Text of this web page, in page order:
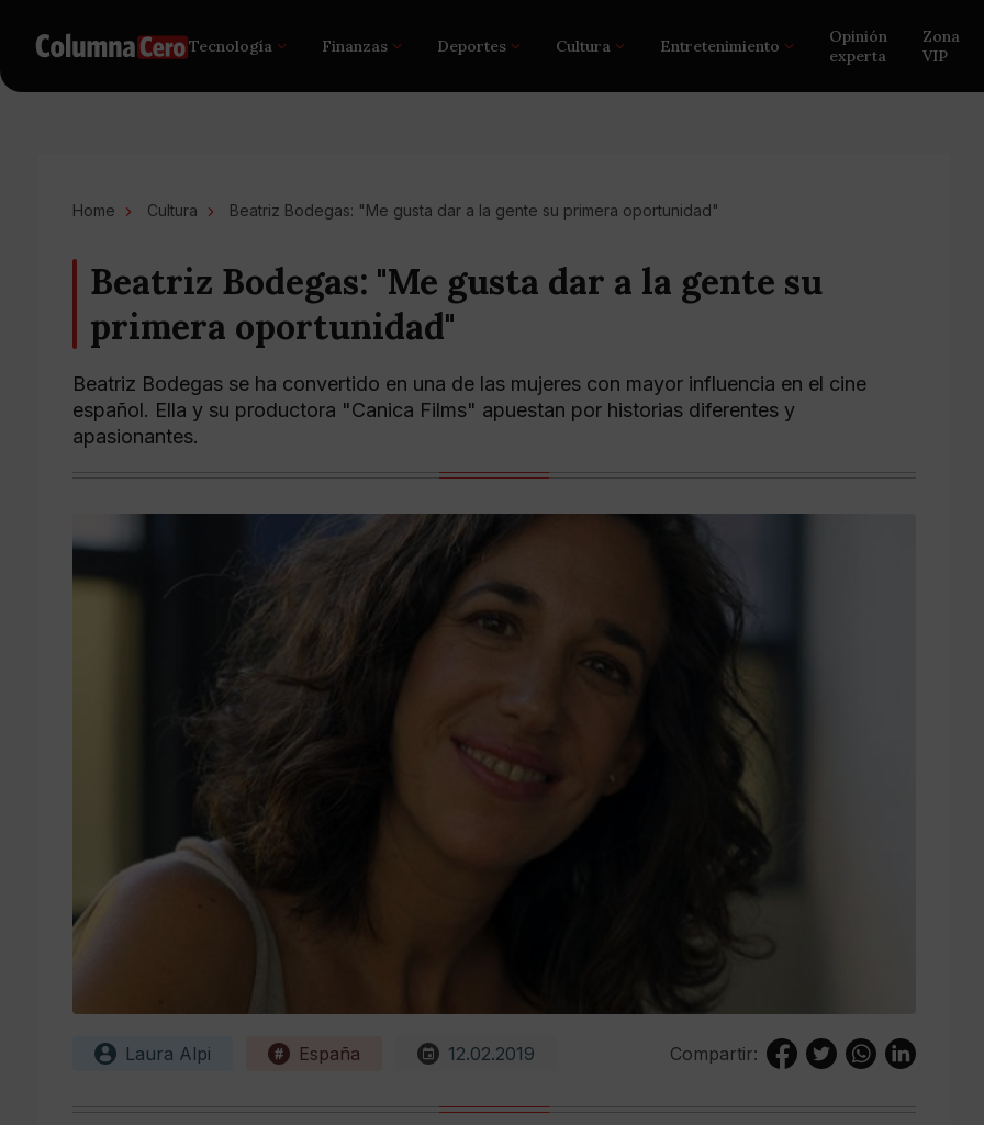
Tecnología Finanzas Deportes Cultura Entretenimiento
Opinión
experta
Zona
VIP
Home Cultura Beatriz Bodegas: "Me gusta dar a la gente su primera oportunidad"
Beatriz Bodegas: "Me gusta dar a la gente su
primera oportunidad"
Beatriz Bodegas se ha convertido en una de las mujeres con mayor influencia en el cine
español. Ella y su productora "Canica Films" apuestan por historias diferentes y
apasionantes.
Laura Alpi España 12.02.2019 Compartir: